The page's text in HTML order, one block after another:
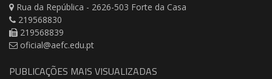
Rua da República - 2626-503 Forte da Casa
219568830
219568839
oficial@aefc.edu.pt
PUBLICAÇÕES MAIS VISUALIZADAS